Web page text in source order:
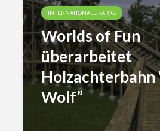
INTERNATIONALE PARKS
Worlds of Fun
überarbeitet
Holzachterbahn
Wolf”